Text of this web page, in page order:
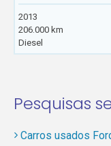
2013
206.000 km
Diesel
Pesquisas
Carros usados